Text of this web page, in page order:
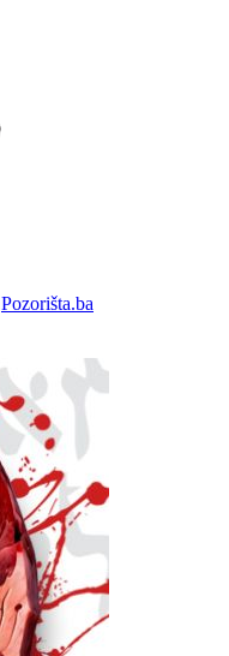
Pozorišta.ba